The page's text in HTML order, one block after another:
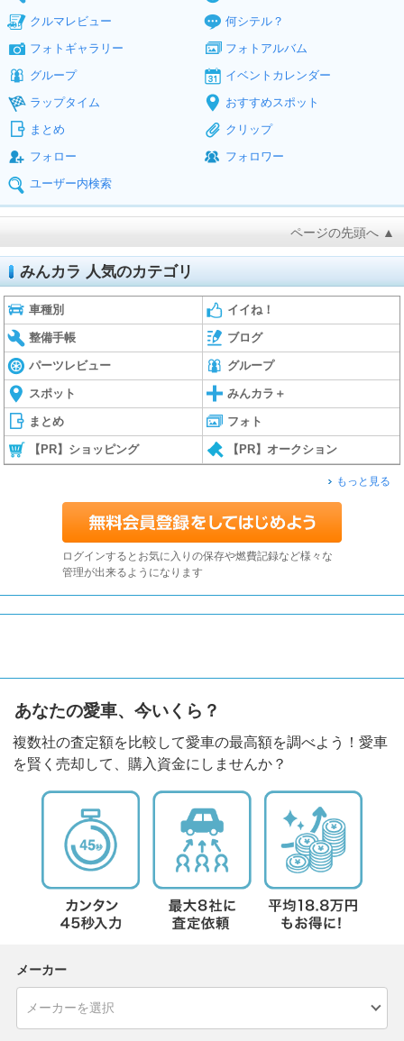
クルマレビュー
何シテル？
フォトギャラリー
フォトアルバム
グループ
イベントカレンダー
ラップタイム
おすすめスポット
まとめ
クリップ
フォロー
フォロワー
ユーザー内検索
ページの先頭へ ▲
みんカラ 人気のカテゴリ
車種別 イイね！
整備手帳 ブログ
パーツレビュー グループ
スポット みんカラ＋
まとめ フォト
【PR】ショッピング 【PR】オークション
もっと見る
ログインするとお気に入りの保存や燃費記録など様々な
管理が出来るようになります
あなたの愛車、今いくら？
複数社の査定額を比較して愛車の最高額を調べよう！愛車
を賢く売却して、購入資金にしませんか？
メーカー